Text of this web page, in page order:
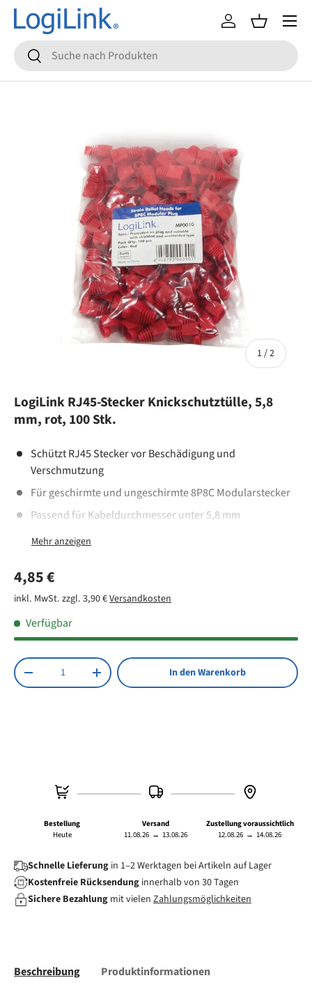
Direkt zum Inhalt
Suchen
Suchen
Einloggen
Menü
1/von
2
LogiLink RJ45-Stecker Knickschutztülle, 5,8
mm, rot, 100 Stk.
Schützt RJ45 Stecker vor Beschädigung und
Verschmutzung
Für geschirmte und ungeschirmte 8P8C Modularstecker
Passend für Kabeldurchmesser unter 5,8 mm
Verpackungseinheit: 100 Stück, Farbe: Rot
Normaler Preis
4,85 €
inkl. MwSt. zzgl. 3,90 €Versandkosten
Verfügbar
Anzahl
Menge verringernMenge erhöhen In den Warenkorb
Bestellung
Heute
Versand
11.08.26 → 13.08.26
Zustellung voraussichtlich
12.08.26 → 14.08.26
Schnelle Lieferung in 1–2 Werktagen bei Artikeln auf Lager
Kostenfreie Rücksendung innerhalb von 30 Tagen
Sichere Bezahlung mit vielen Zahlungsmöglichkeiten
Beschreibung Produktinformationen